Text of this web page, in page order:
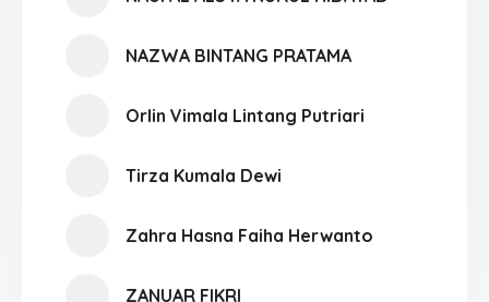
NAZWA BINTANG PRATAMA
Orlin Vimala Lintang Putriari
Tirza Kumala Dewi
Zahra Hasna Faiha Herwanto
ZANUAR FIKRI